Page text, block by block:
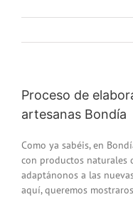
Proceso de
artesanas Bondía
Como ya sabéis, en
con productos naturales
adaptánonos a las
aquí, queremos